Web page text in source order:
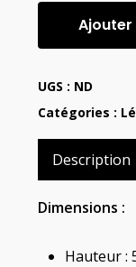
Ajouter
UGS : ND
Catégories :
Description
Dimensions :
Hauteur :